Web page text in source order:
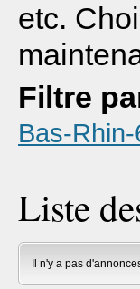
etc.
Filtre
Bas-Rhin-
Liste
Il n'y a pas